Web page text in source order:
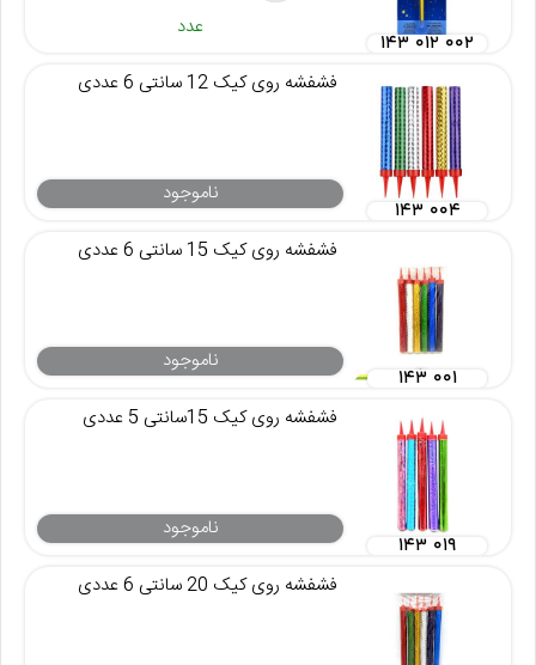
عدد
۱۴۳ ۰۱۲ ۰۰۲
فشفشه روی کیک 12 سانتی 6 عددی
ناموجود
۱۴۳ ۰۰۴
فشفشه روی کیک 15 سانتی 6 عددی
ناموجود
۱۴۳ ۰۰۱
فشفشه روی کیک 15سانتی 5 عددی
ناموجود
۱۴۳ ۰۱۹
فشفشه روی کیک 20 سانتی 6 عددی